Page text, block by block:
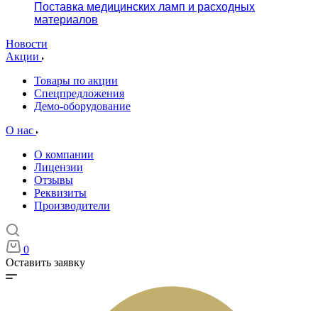
Поставка медицинских ламп и расходных
материалов
Новости
Акции
Товары по акции
Спецпредложения
Демо-оборудование
О нас
О компании
Лицензии
Отзывы
Реквизиты
Производители
0
Оставить заявку